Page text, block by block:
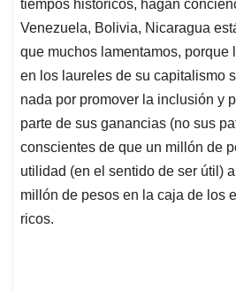
tiempos históricos, hagan
Venezuela, Bolivia, Nicaragua
que muchos lamentamos, porque
en los laureles de su capitalismo
nada por promover la inclusión y
parte de sus ganancias (no sus
conscientes de que un millón de
utilidad (en el sentido de ser útil)
millón de pesos en la caja de los
ricos.